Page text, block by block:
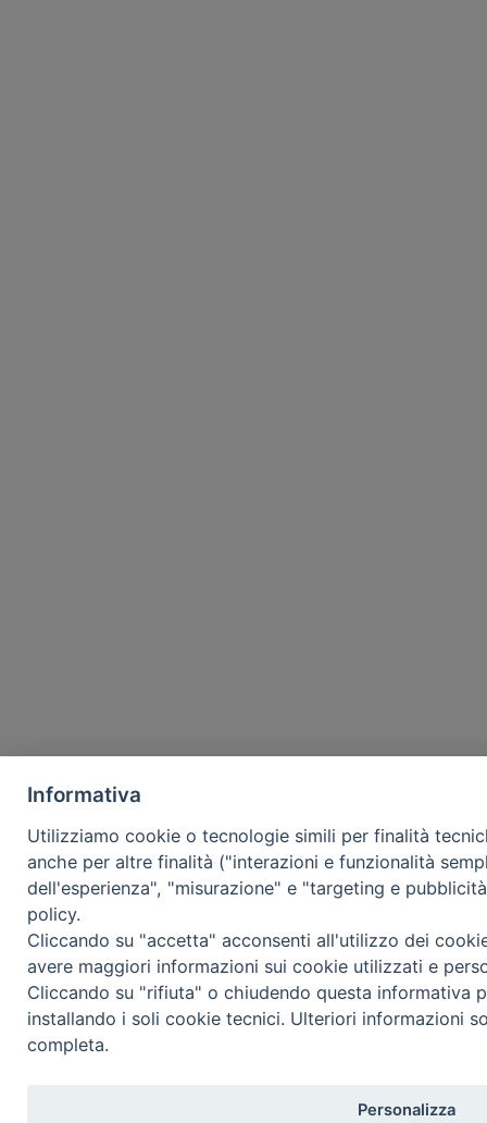
Informativa
Utilizziamo cookie o tecnologie simili per finalità
anche per altre finalità ("interazioni e funzionalità
dell'esperienza", "misurazione" e "targeting e
policy.
Cliccando su "accetta" acconsenti all'utilizzo dei
avere maggiori informazioni sui cookie utilizzati e
Cliccando su "rifiuta" o chiudendo questa informativa
installando i soli cookie tecnici. Ulteriori informazioni
completa.
Personalizza